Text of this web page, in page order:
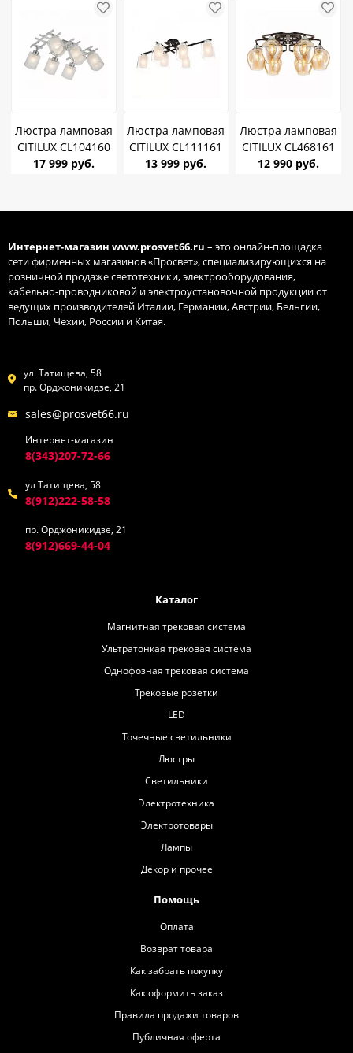
Люстра ламповая
CITILUX CL104160
Риволи Алюминий
17 999 руб.
Люстра ламповая
CITILUX CL111161
Диез E27 75W *6
13 999 руб.
Люстра ламповая
CITILUX CL468161
Балатон E27 75W
12 990 руб.
Интернет-магазин www.prosvet66.ru – это онлайн-площадка
сети фирменных магазинов «Просвет», специализирующихся на
розничной продаже светотехники, электрооборудования,
кабельно-проводниковой и электроустановочной продукции от
ведущих производителей Италии, Германии, Австрии, Бельгии,
Польши, Чехии, России и Китая.
ул. Татищева, 58
пр. Орджоникидзе, 21
sales@prosvet66.ru
Интернет-магазин
8(343)207-72-66
ул Татищева, 58
8(912)222-58-58
пр. Орджоникидзе, 21
8(912)669-44-04
Каталог
Магнитная трековая система
Ультратонкая трековая система
Однофозная трековая система
Трековые розетки
LED
Точечные светильники
Люстры
Светильники
Электротехника
Электротовары
Лампы
Декор и прочее
Помощь
Оплата
Возврат товара
Как забрать покупку
Как оформить заказ
Правила продажи товаров
Публичная оферта